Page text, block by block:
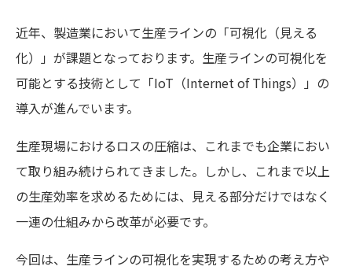
近年、製造業において生産ラインの「可視化（見える
化）」が課題となっております。生産ラインの可視化を
可能とする技術として「IoT（Internet of Things）」の
導入が進んでいます。
生産現場におけるロスの圧縮は、これまでも企業におい
て取り組み続けられてきました。しかし、これまで以上
の生産効率を求めるためには、見える部分だけではなく
一連の仕組みから改革が必要です。
今回は、生産ラインの可視化を実現するための考え方や